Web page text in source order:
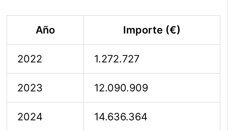
Año Importe (€)
2022 1.272.727
2023 12.090.909
2024 14.636.364